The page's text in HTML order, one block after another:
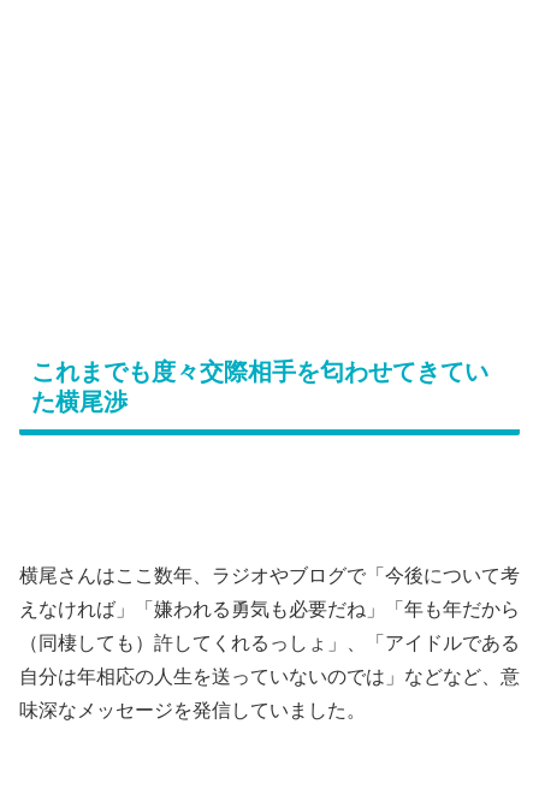
これまでも度々交際相手を匂わせてきてい
た横尾渉
横尾さんはここ数年、ラジオやブログで「今後について考
えなければ」「嫌われる勇気も必要だね」「年も年だから
（同棲しても）許してくれるっしょ」、「アイドルである
自分は年相応の人生を送っていないのでは」などなど、意
味深なメッセージを発信していました。